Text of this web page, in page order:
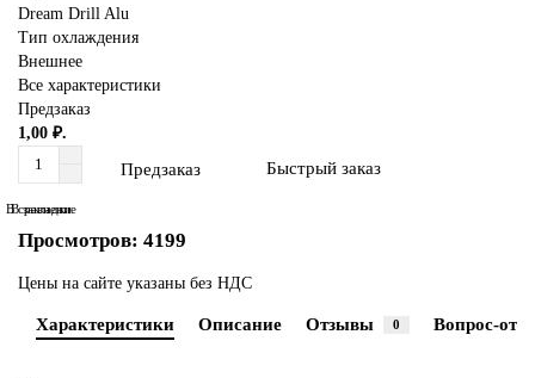
Dream Drill Alu
Тип охлаждения
Внешнее
Все характеристики
Предзаказ
1,00 ₽.
Предзаказ Быстрый заказ
В закладки
В сравнение
Просмотров: 4199
Цены на сайте указаны без НДС
Характеристики Описание Отзывы 0 Вопрос-